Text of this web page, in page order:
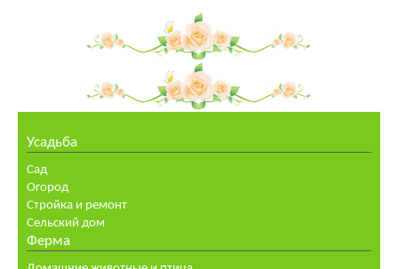
Усадьба
Сад
Огород
Стройка и ремонт
Сельский дом
Ферма